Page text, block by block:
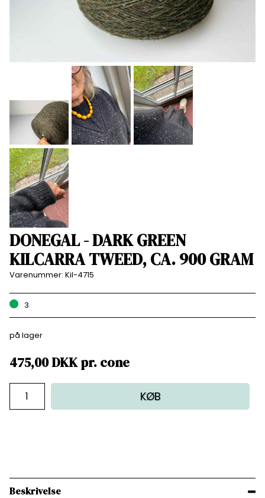
DONEGAL - DARK GREEN
KILCARRA TWEED, CA. 900 GRAM
Varenummer: Kil-4715
3
på lager
475,00DKKpr. cone
KØB
Beskrivelse